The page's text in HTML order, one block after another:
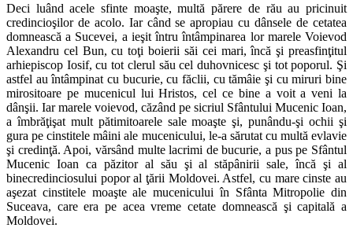
Deci luând acele sfinte moaşte, multă părere de rău au pricinuit
credincioşilor de acolo. Iar când se apropiau cu dânsele de cetatea
domnească a Sucevei, a ieşit întru întâmpinarea lor marele Voievod
Alexandru cel Bun, cu toţi boierii săi cei mari, încă şi preasfinţitul
arhiepiscop Iosif, cu tot clerul său cel duhovnicesc şi tot poporul. Şi
astfel au întâmpinat cu bucurie, cu făclii, cu tămâie şi cu miruri bine
mirositoare pe mucenicul lui Hristos, cel ce bine a voit a veni la
dânşii. Iar marele voievod, căzând pe sicriul Sfântului Mucenic Ioan,
a îmbrăţişat mult pătimitoarele sale moaşte şi, punându-şi ochii şi
gura pe cinstitele mâini ale mucenicului, le-a sărutat cu multă evlavie
şi credinţă. Apoi, vărsând multe lacrimi de bucurie, a pus pe Sfântul
Mucenic Ioan ca păzitor al său şi al stăpânirii sale, încă şi al
binecredinciosului popor al ţării Moldovei. Astfel, cu mare cinste au
aşezat cinstitele moaşte ale mucenicului în Sfânta Mitropolie din
Suceava, care era pe acea vreme cetate domnească şi capitală a
Moldovei.